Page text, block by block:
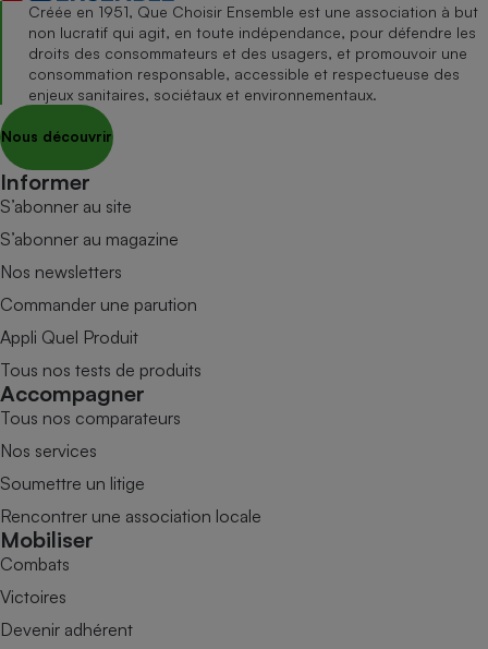
Créée en 1951, Que Choisir Ensemble est une association à but
non lucratif qui agit, en toute indépendance, pour défendre les
droits des consommateurs et des usagers, et promouvoir une
consommation responsable, accessible et respectueuse des
enjeux sanitaires, sociétaux et environnementaux.
Nous découvrir
Informer
S’abonner au site
S’abonner au magazine
Nos newsletters
Commander une parution
Appli Quel Produit
Tous nos tests de produits
Accompagner
Tous nos comparateurs
Nos services
Soumettre un litige
Rencontrer une association locale
Mobiliser
Combats
Victoires
Devenir adhérent